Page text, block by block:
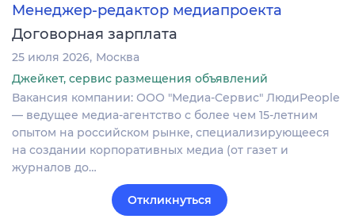
Менеджер-редактор медиапроекта
Договорная зарплата
25 июля 2026 Москва
Джейкет, сервис размещения объявлений
Вакансия компании: ООО "Медиа-Сервис" ЛюдиPeople
— ведущее медиа-агентство с более чем 15-летним
опытом на российском рынке, специализирующееся
на создании корпоративных медиа (от газет и
журналов до…
Откликнуться